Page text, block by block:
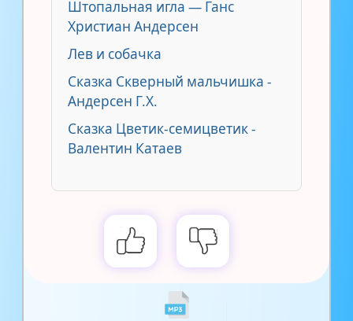
Штопальная игла — Ганс
Христиан Андерсен
Лев и собачка
Сказка Скверный мальчишка -
Андерсен Г.Х.
Сказка Цветик-семицветик -
Валентин Катаев